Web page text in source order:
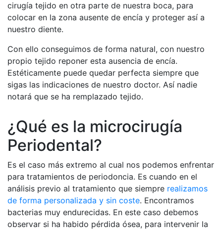
cirugía tejido en otra parte de nuestra boca, para
colocar en la zona ausente de encía y proteger así a
nuestro diente.
Con ello conseguimos de forma natural, con nuestro
propio tejido reponer esta ausencia de encía.
Estéticamente puede quedar perfecta siempre que
sigas las indicaciones de nuestro doctor. Así nadie
notará que se ha remplazado tejido.
¿Qué es la microcirugía
Periodental?
Es el caso más extremo al cual nos podemos enfrentar
para tratamientos de periodoncia. Es cuando en el
análisis previo al tratamiento que siempre realizamos
de forma personalizada y sin coste. Encontramos
bacterias muy endurecidas. En este caso debemos
observar si ha habido pérdida ósea, para intervenir la